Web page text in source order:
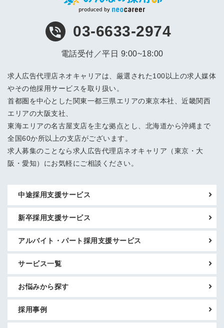
03-6633-2974
電話受付／平日 9:00~18:00
求人広告代理店ネオキャリアは、厳選された100以上の求人媒体
やその他採用サービスを取り扱い。
首都圏を中心とした関東一都三県エリアの東京本社、近畿関西
エリアの大阪支社、
東海エリアの名古屋支店を主な拠点とし、北海道から沖縄まで
全国60か所以上の支店がございます。
求人募集のことなら求人広告代理店ネオキャリア（東京・大
阪・愛知）にお気軽にご相談ください。
中途採用支援サービス
新卒採用支援サービス
アルバイト・パート採用支援サービス
サービス一覧
お悩みから探す
採用事例